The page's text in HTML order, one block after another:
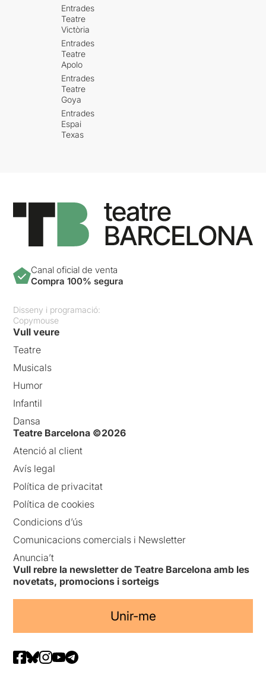
Entrades
Teatre
Victòria
Entrades
Teatre
Apolo
Entrades
Teatre
Goya
Entrades
Espai
Texas
Canal oficial de venta
Compra 100% segura
Disseny i programació:
Copymouse
Vull veure
Teatre
Musicals
Humor
Infantil
Dansa
Teatre Barcelona ©2026
Atenció al client
Avís legal
Política de privacitat
Política de cookies
Condicions d’ús
Comunicacions comercials i Newsletter
Anuncia’t
Vull rebre la newsletter de Teatre Barcelona amb les
novetats, promocions i sorteigs
Unir-me